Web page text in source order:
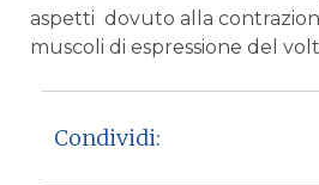
aspetti dovuto alla
muscoli di espressione del
Condividi: